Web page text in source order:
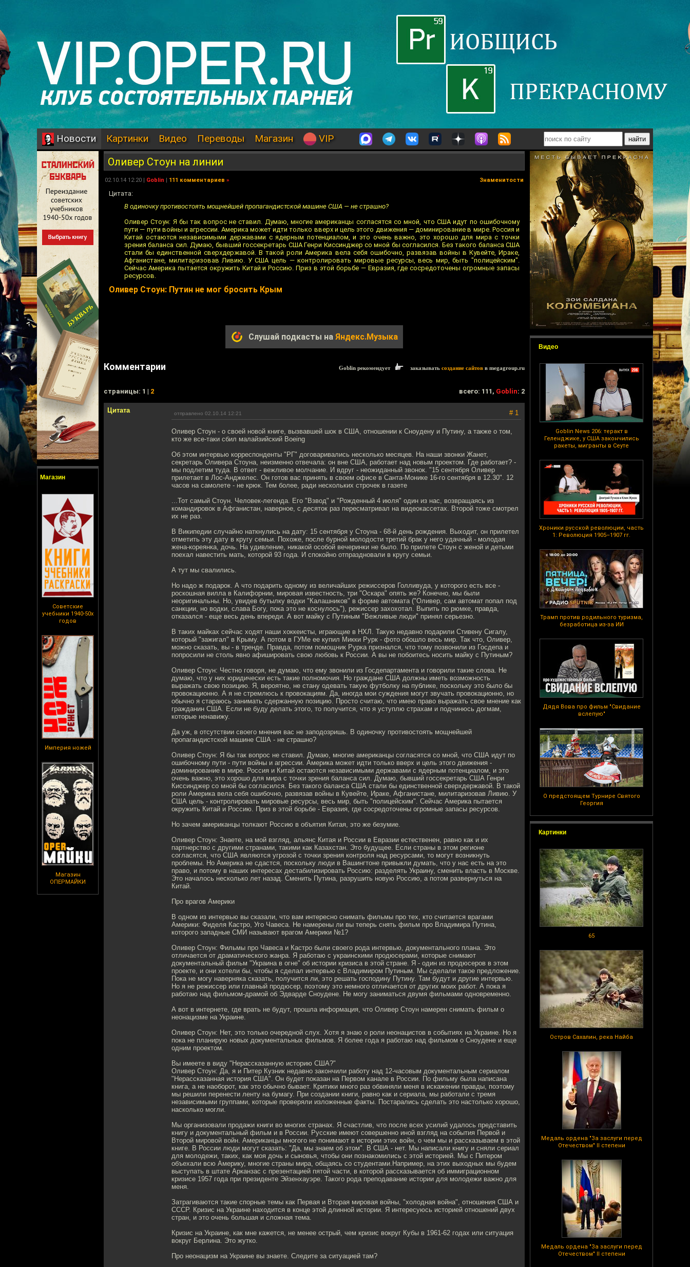
Новости Картинки Видео Переводы Магазин VIP
Магазин
Советские
учебники 1940-50х
годов
Империя ножей
Магазин
ОПЕРМАЙКИ
Видео
Goblin News 206: теракт в
Геленджике, у США закончились
ракеты, мигранты в Сеуте
Хроники русской революции, часть
1: Революция 1905–1907 гг.
Трамп против родильного туризма,
безработица из-за ИИ
Дядя Вова про фильм "Свидание
вслепую"
О предстоящем Турнире Святого
Георгия
Картинки
65
Остров Сахалин, река Найба
Медаль ордена "За заслуги перед
Отечеством" II степени
Медаль ордена "За заслуги перед
Отечеством" II степени
Оливер Стоун на линии
02.10.14 12:20 | Goblin | 111 комментариев » Знаменитости
Цитата:
В одиночку противостоять мощнейшей пропагандистской машине США — не страшно?
Оливер Стоун: Я бы так вопрос не ставил. Думаю, многие американцы согласятся со мной, что США идут по ошибочному
пути — пути войны и агрессии. Америка может идти только вверх и цель этого движения — доминирование в мире. Россия и
Китай остаются независимыми державами с ядерным потенциалом, и это очень важно, это хорошо для мира с точки
зрения баланса сил. Думаю, бывший госсекретарь США Генри Киссинджер со мной бы согласился. Без такого баланса США
стали бы единственной сверхдержавой. В такой роли Америка вела себя ошибочно, развязав войны в Кувейте, Ираке,
Афганистане, милитаризовав Ливию. У США цель — контролировать мировые ресурсы, весь мир, быть "полицейским".
Сейчас Америка пытается окружить Китай и Россию. Приз в этой борьбе — Евразия, где сосредоточены огромные запасы
ресурсов.
Оливер Стоун: Путин не мог бросить Крым
Слушай подкасты на Яндекс.Музыка
Комментарии Goblin рекомендует заказывать создание сайтов в megagroup.ru
cтраницы: 1 | 2 всего: 111, Goblin: 2
Цитата отправлено 02.10.14 12:21 # 1
Оливер Стоун - о своей новой книге, вызвавшей шок в США, отношении к Сноудену и Путину, а также о том,
кто же все-таки сбил малайзийский Boeing
Об этом интервью корреспонденты "РГ" договаривались несколько месяцев. На наши звонки Жанет,
секретарь Оливера Стоуна, неизменно отвечала: он вне США, работает над новым проектом. Где работает? -
мы подлетим туда. В ответ - вежливое молчание. И вдруг - неожиданный звонок. "15 сентября Оливер
прилетает в Лос-Анджелес. Он готов вас принять в своем офисе в Санта-Монике 16-го сентября в 12.30". 12
часов на самолете - не крюк. Тем более, ради нескольких строчек в газете
...Тот самый Стоун. Человек-легенда. Его "Взвод" и "Рожденный 4 июля" один из нас, возвращаясь из
командировок в Афганистан, наверное, с десяток раз пересматривал на видеокассетах. Второй тоже смотрел
их не раз.
В Википедии случайно наткнулись на дату: 15 сентября у Стоуна - 68-й день рождения. Выходит, он прилетел
отметить эту дату в кругу семьи. Похоже, после бурной молодости третий брак у него удачный - молодая
жена-кореянка, дочь. На удивление, никакой особой вечеринки не было. По прилете Стоун с женой и детьми
поехал навестить мать, которой 93 года. И спокойно отпраздновали в кругу семьи.
А тут мы свалились.
Но надо ж подарок. А что подарить одному из величайших режиссеров Голливуда, у которого есть все -
роскошная вилла в Калифорнии, мировая известность, три "Оскара" опять же? Конечно, мы были
неоригинальны. Но, увидев бутылку водки "Калашников" в форме автомата ("Оливер, сам автомат попал под
санкции, но водки, слава Богу, пока это не коснулось"), режиссер захохотал. Выпить по рюмке, правда,
отказался - еще весь день впереди. А вот майку с Путиным "Вежливые люди" принял серьезно.
В таких майках сейчас ходят наши хоккеисты, играющие в НХЛ. Такую недавно подарили Стивену Сигалу,
который "зажигал" в Крыму. А потом в ГУМе ее купил Микки Рурк - фото обошло весь мир. Так что, Оливер,
можно сказать, вы - в тренде. Правда, потом помощник Рурка признался, что тому позвонили из Госдепа и
попросили не столь явно афишировать свою любовь к России. А вы не побоитесь носить майку с Путиным?
Оливер Стоун: Честно говоря, не думаю, что ему звонили из Госдепартамента и говорили такие слова. Не
думаю, что у них юридически есть такие полномочия. Но граждане США должны иметь возможность
выражать свою позицию. Я, вероятно, не стану одевать такую футболку на публике, поскольку это было бы
провокационно. А я не стремлюсь к провокациям. Да, иногда мои суждения могут звучать провокационно, но
обычно я стараюсь занимать сдержанную позицию. Просто считаю, что имею право выражать свое мнение как
гражданин США. Если не буду делать этого, то получится, что я уступлю страхам и подчинюсь догмам,
которые ненавижу.
Да уж, в отсутствии своего мнения вас не заподозришь. В одиночку противостоять мощнейшей
пропагандистской машине США - не страшно?
Оливер Стоун: Я бы так вопрос не ставил. Думаю, многие американцы согласятся со мной, что США идут по
ошибочному пути - пути войны и агрессии. Америка может идти только вверх и цель этого движения -
доминирование в мире. Россия и Китай остаются независимыми державами с ядерным потенциалом, и это
очень важно, это хорошо для мира с точки зрения баланса сил. Думаю, бывший госсекретарь США Генри
Киссинджер со мной бы согласился. Без такого баланса США стали бы единственной сверхдержавой. В такой
роли Америка вела себя ошибочно, развязав войны в Кувейте, Ираке, Афганистане, милитаризовав Ливию. У
США цель - контролировать мировые ресурсы, весь мир, быть "полицейским". Сейчас Америка пытается
окружить Китай и Россию. Приз в этой борьбе - Евразия, где сосредоточены огромные запасы ресурсов.
Но зачем американцы толкают Россию в объятия Китая, это же безумие.
Оливер Стоун: Знаете, на мой взгляд, альянс Китая и России в Евразии естественен, равно как и их
партнерство с другими странами, такими как Казахстан. Это будущее. Если страны в этом регионе
согласятся, что США являются угрозой с точки зрения контроля над ресурсами, то могут возникнуть
проблемы. Но Америка не сдастся, поскольку люди в Вашингтоне привыкли думать, что у нас есть на это
право, и потому в наших интересах дестабилизировать Россию: разделять Украину, сменить власть в Москве.
Это началось несколько лет назад. Сменить Путина, разрушить новую Россию, а потом развернуться на
Китай.
Про врагов Америки
В одном из интервью вы сказали, что вам интересно снимать фильмы про тех, кто считается врагами
Америки: Фиделя Кастро, Уго Чавеса. Не намерены ли вы теперь снять фильм про Владимира Путина,
которого западные СМИ называют врагом Америки №1?
Оливер Стоун: Фильмы про Чавеса и Кастро были своего рода интервью, документального плана. Это
отличается от драматического жанра. Я работаю с украинскими продюсерами, которые снимают
документальный фильм "Украина в огне" об истории кризиса в этой стране. Я - один из продюсеров в этом
проекте, и они хотели бы, чтобы я сделал интервью с Владимиром Путиным. Мы сделали такое предложение.
Пока не могу наверняка сказать, получится ли, это решать господину Путину. Там будут и другие интервью.
Но я не режиссер или главный продюсер, поэтому это немного отличается от других моих работ. А пока я
работаю над фильмом-драмой об Эдварде Сноудене. Не могу заниматься двумя фильмами одновременно.
А вот в интернете, где врать не будут, прошла информация, что Оливер Стоун намерен снимать фильм о
неонацизме на Украине.
Оливер Стоун: Нет, это только очередной слух. Хотя я знаю о роли неонацистов в событиях на Украине. Но я
пока не планирую новых документальных фильмов. Я более года я работаю над фильмом о Сноудене и еще
одним проектом.
Вы имеете в виду "Нерассказанную историю США?"
Оливер Стоун: Да, я и Питер Кузник недавно закончили работу над 12-часовым документальным сериалом
"Нерассказанная история США". Он будет показан на Первом канале в России. По фильму была написана
книга, а не наоборот, как это обычно бывает. Критики много раз обвиняли меня в искажении правды, поэтому
мы решили перенести ленту на бумагу. При создании книги, равно как и сериала, мы работали с тремя
независимыми группами, которые проверяли изложенные факты. Постарались сделать это настолько хорошо,
насколько могли.
Мы организовали продажи книги во многих странах. Я счастлив, что после всех усилий удалось представить
книгу и документальный фильм и в России. Русские имеют совершенно иной взгляд на события Первой и
Второй мировой войн. Американцы многого не понимают в истории этих войн, о чем мы и рассказываем в этой
книге. В России люди могут сказать: "Да, мы знаем об этом". В США - нет. Мы написали книгу и сняли сериал
для молодежи, таких, как моя дочь и сыновья, чтобы они познакомились с этой историей. Мы с Питером
объехали всю Америку, многие страны мира, общаясь со студентами.Например, на этих выходных мы будем
выступать в штате Арканзас с презентацией пятой части, в которой рассказывается об иммиграционном
кризисе 1957 года при президенте Эйзенхауэре. Такого рода преподавание истории для молодежи важно для
меня.
Затрагиваются такие спорные темы как Первая и Вторая мировая войны, "холодная война", отношения США и
СССР. Кризис на Украине находится в конце этой длинной истории. Я интересуюсь историей отношений двух
стран, и это очень большая и сложная тема.
Кризис на Украине, как мне кажется, не менее острый, чем кризис вокруг Кубы в 1961-62 годах или ситуация
вокруг Берлина. Это жутко.
Про неонацизм на Украине вы знаете. Следите за ситуацией там?